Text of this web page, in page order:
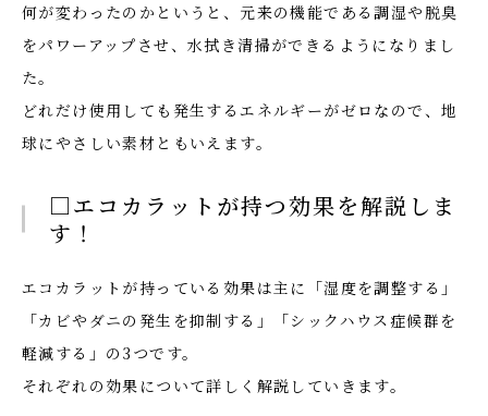
何が変わったのかというと、元来の機能である調湿や脱臭
をパワーアップさせ、水拭き清掃ができるようになりまし
た。
どれだけ使用しても発生するエネルギーがゼロなので、地
球にやさしい素材ともいえます。
□エコカラットが持つ効果を解説しま
す！
エコカラットが持っている効果は主に「湿度を調整する」
「カビやダニの発生を抑制する」「シックハウス症候群を
軽減する」の3つです。
それぞれの効果について詳しく解説していきます。